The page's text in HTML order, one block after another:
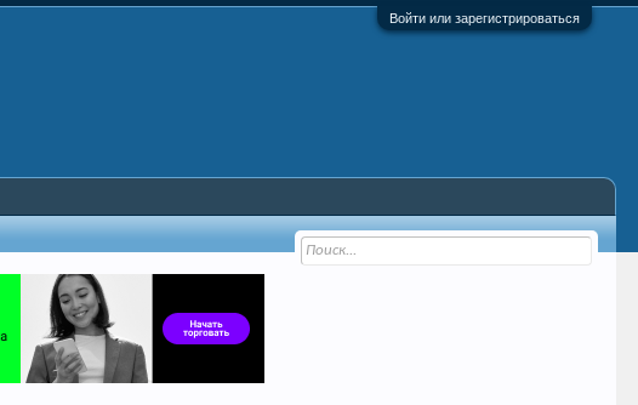
Войти или зарегистрироваться